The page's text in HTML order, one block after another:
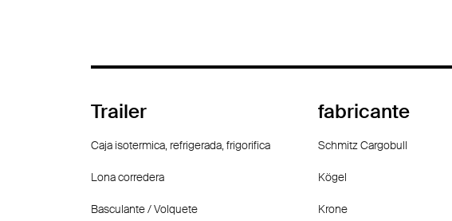
Trailer
Caja isotermica, refrigerada, frigorifica
Lona corredera
Basculante / Volquete
fabricante
Schmitz Cargobull
Kögel
Krone